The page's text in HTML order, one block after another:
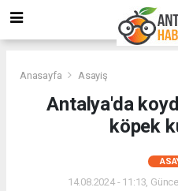
Anasayfa Asayiş
Antalya'da
köpek
14.08.2024 - 11:13,